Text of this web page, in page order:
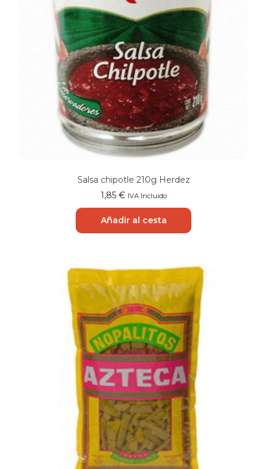
Salsa chipotle 210g Herdez
1,85 € IVA Incluido
Añadir al cesta